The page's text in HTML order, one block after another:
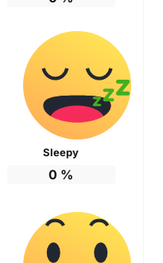
Sleepy
0 %